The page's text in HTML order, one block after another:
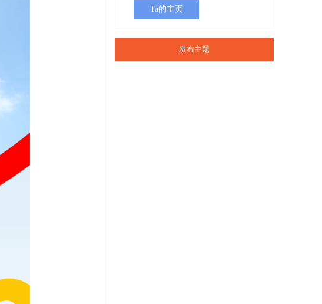
Ta的主页
发布主题